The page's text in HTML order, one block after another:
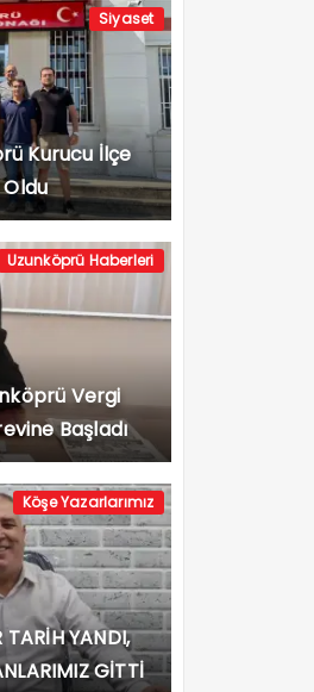
Siyaset
Kurucu İlçe
Oldu
Uzunköprü Haberleri
Vergi
Başladı
Köşe Yazarlarımız
TARİH YANDI,
GİTTİ